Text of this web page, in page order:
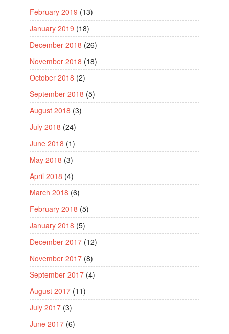
February 2019 (13)
January 2019 (18)
December 2018 (26)
November 2018 (18)
October 2018 (2)
September 2018 (5)
August 2018 (3)
July 2018 (24)
June 2018 (1)
May 2018 (3)
April 2018 (4)
March 2018 (6)
February 2018 (5)
January 2018 (5)
December 2017 (12)
November 2017 (8)
September 2017 (4)
August 2017 (11)
July 2017 (3)
June 2017 (6)